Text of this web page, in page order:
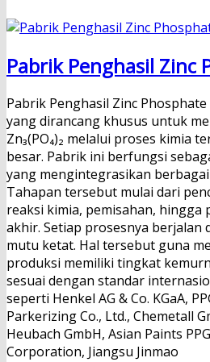
Pabrik Penghasil Zinc
Pabrik Penghasil Zinc
yang dirancang khusus untuk
Zn₃(PO₄)₂ melalui proses kimia
besar. Pabrik ini berfungsi
yang mengintegrasikan
Tahapan tersebut mulai dari
reaksi kimia, pemisahan, hingga
akhir. Setiap prosesnya berjalan
mutu ketat. Hal tersebut guna
produksi memiliki tingkat
sesuai dengan standar
seperti Henkel AG & Co. KGaA,
Parkerizing Co., Ltd., Chemetall
Heubach GmbH, Asian Paints
Corporation, Jiangsu Jinmao